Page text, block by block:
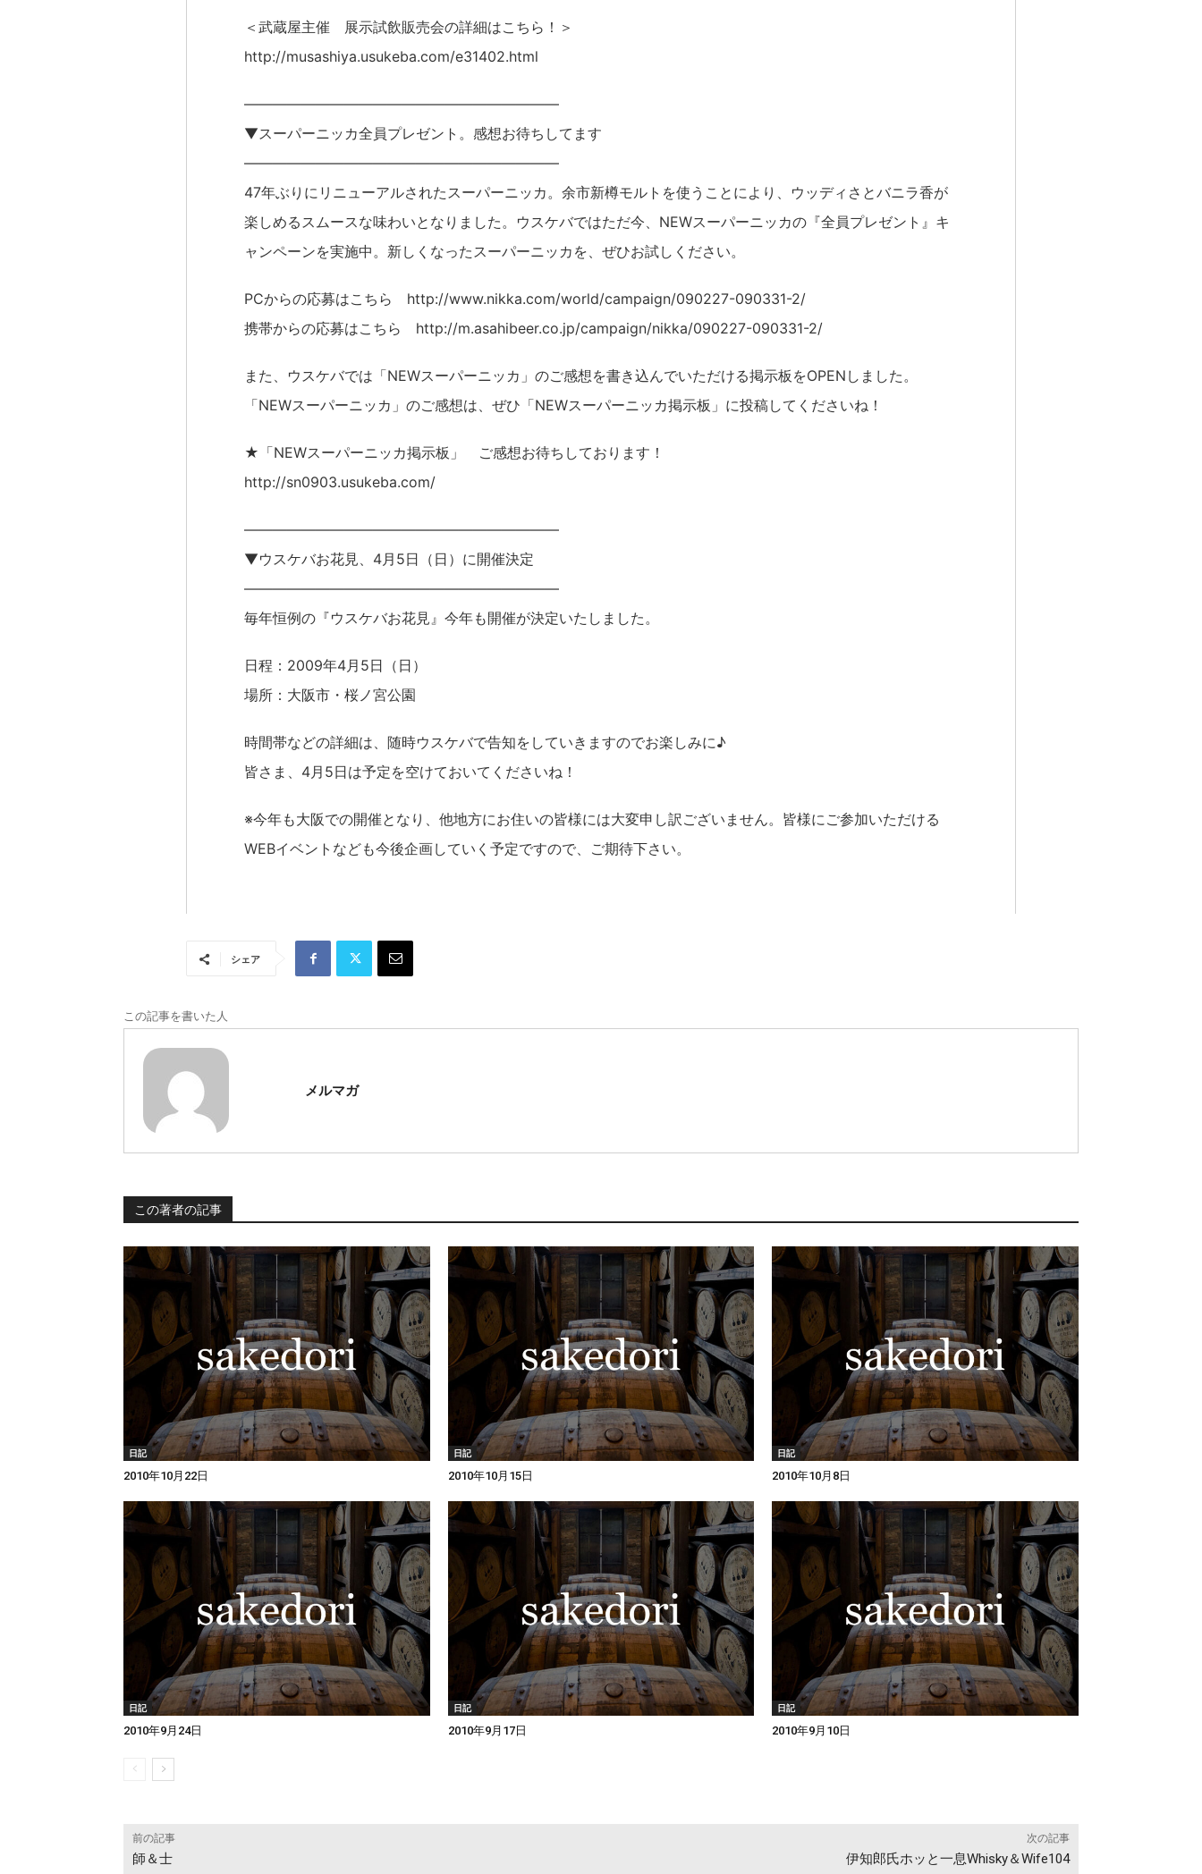
＜武蔵屋主催 展示試飲販売会の詳細はこちら！＞
http://musashiya.usukeba.com/e31402.html
——————————————————————
▼スーパーニッカ全員プレゼント。感想お待ちしてます
——————————————————————
47年ぶりにリニューアルされたスーパーニッカ。余市新樽モルトを使うことにより、ウッディさとバニラ香が
楽しめるスムースな味わいとなりました。ウスケバではただ今、NEWスーパーニッカの『全員プレゼント』キ
ャンペーンを実施中。新しくなったスーパーニッカを、ぜひお試しください。
PCからの応募はこちら http://www.nikka.com/world/campaign/090227-090331-2/
携帯からの応募はこちら http://m.asahibeer.co.jp/campaign/nikka/090227-090331-2/
また、ウスケバでは「NEWスーパーニッカ」のご感想を書き込んでいただける掲示板をOPENしました。
「NEWスーパーニッカ」のご感想は、ぜひ「NEWスーパーニッカ掲示板」に投稿してくださいね！
★「NEWスーパーニッカ掲示板」 ご感想お待ちしております！
http://sn0903.usukeba.com/
——————————————————————
▼ウスケバお花見、4月5日（日）に開催決定
——————————————————————
毎年恒例の『ウスケバお花見』今年も開催が決定いたしました。
日程：2009年4月5日（日）
場所：大阪市・桜ノ宮公園
時間帯などの詳細は、随時ウスケバで告知をしていきますのでお楽しみに♪
皆さま、4月5日は予定を空けておいてくださいね！
※今年も大阪での開催となり、他地方にお住いの皆様には大変申し訳ございません。皆様にご参加いただける
WEBイベントなども今後企画していく予定ですので、ご期待下さい。
シェア
この記事を書いた人
メルマガ
この著者の記事
日記
2010年10月22日
日記
2010年10月15日
日記
2010年10月8日
日記
2010年9月24日
日記
2010年9月17日
日記
2010年9月10日
前の記事
師＆士
次の記事
伊知郎氏ホッと一息Whisky＆Wife104